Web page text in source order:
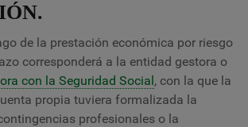
de la prestación económica por riesgo
corresponderá a la entidad gestora o
con la Seguridad Social, con la que la
propia tuviera formalizada la
profesionales o la